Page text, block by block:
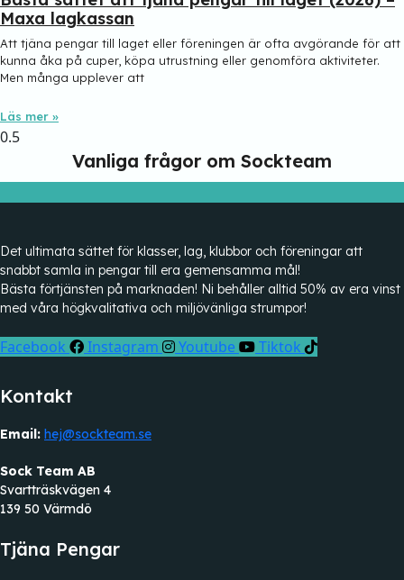
Maxa lagkassan
Att tjäna pengar till laget eller föreningen är ofta avgörande för att
kunna åka på cuper, köpa utrustning eller genomföra aktiviteter.
Men många upplever att
Läs mer »
Vanliga frågor om Sockteam
Det ultimata sättet för klasser, lag, klubbor och föreningar att
snabbt samla in pengar till era gemensamma mål!
Bästa förtjänsten på marknaden! Ni behåller alltid 50% av era vinst
med våra högkvalitativa och miljövänliga strumpor!
Facebook Instagram Youtube Tiktok
Kontakt
Email: hej@sockteam.se
Sock Team AB
Svartträskvägen 4
139 50 Värmdö
Tjäna Pengar